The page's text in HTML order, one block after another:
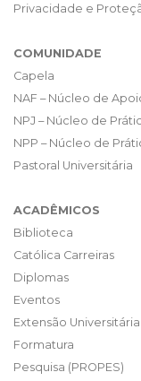
Privacidade e
COMUNIDADE
Capela
NAF – Núcleo de
NPJ – Núcleo de
NPP – Núcleo de
Pastoral Universitária
ACADÊMICOS
Biblioteca
Católica Carreiras
Diplomas
Eventos
Extensão Universitária
Formatura
Pesquisa (PROPES)